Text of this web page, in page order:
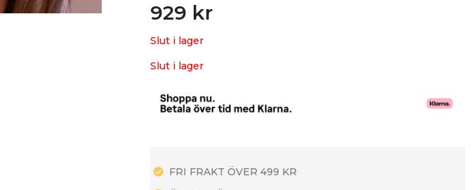
929 kr
Slut i lager
Slut i lager
FRI FRAKT ÖVER 499 KR